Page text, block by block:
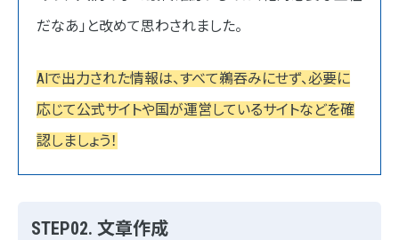
だなあ」と改めて思わされました。
AIで出力された情報は、すべて鵜吞みにせず、必要に
応じて公式サイトや国が運営しているサイトなどを確
認しましょう！
STEP02. 文章作成